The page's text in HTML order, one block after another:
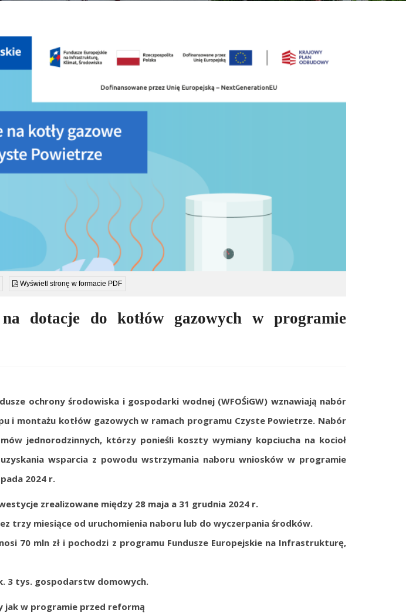
Wyświetl stronę w formacie PDF
dotacje do kotłów gazowych w programie
ochrony środowiska i gospodarki wodnej (WFOŚiGW) wznawiają nabór
i montażu kotłów gazowych w ramach programu Czyste Powietrze. Nabór
jednorodzinnych, którzy ponieśli koszty wymiany kopciucha na kocioł
wsparcia z powodu wstrzymania naboru wniosków w programie
2024 r.
zrealizowane między 28 maja a 31 grudnia 2024 r.
trzy miesiące od uruchomienia naboru lub do wyczerpania środków.
70 mln zł i pochodzi z programu Fundusze Europejskie na Infrastrukturę,
3 tys. gospodarstw domowych.
jak w programie przed reformą